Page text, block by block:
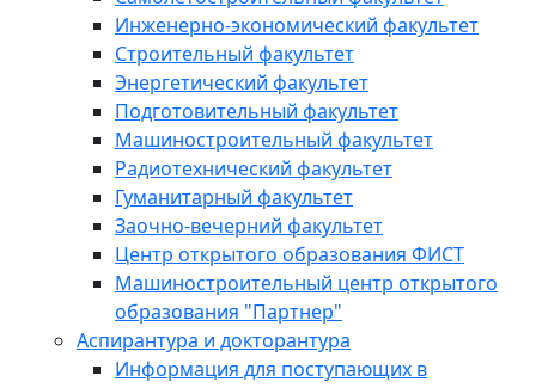
Инженерно-экономический факультет
Строительный факультет
Энергетический факультет
Подготовительный факультет
Машиностроительный факультет
Радиотехнический факультет
Гуманитарный факультет
Заочно-вечерний факультет
Центр открытого образования ФИСТ
Машиностроительный центр открытого
образования "Партнер"
Аспирантура и докторантура
Информация для поступающих в